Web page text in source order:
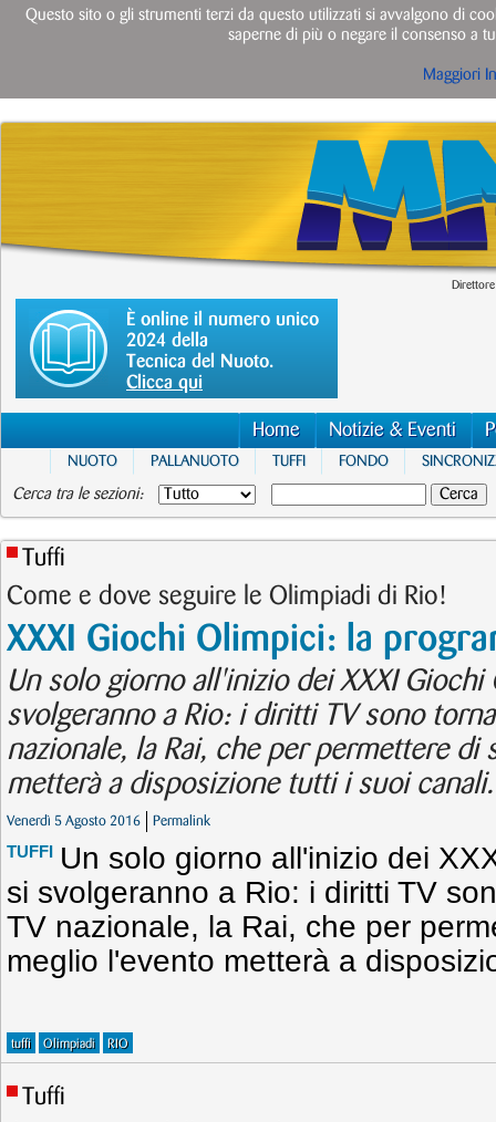
È online il numero unico
2024 della
Tecnica del Nuoto.
Clicca qui
Home Notizie & Eventi
NUOTO PALLANUOTO TUFFI FONDO
Cerca tra le sezioni:
Tuffi
Come e dove seguire le Olimpiadi di Rio!
XXXI Giochi Olimpici: la
Un solo giorno all'inizio dei XXXI
svolgeranno a Rio: i diritti TV sono
nazionale, la Rai, che per permettere di
metterà a disposizione tutti i suoi canali.
Venerdì 5 Agosto 2016 Permalink
TUFFI Un solo giorno all'inizio dei
si svolgeranno a Rio: i diritti TV
TV nazionale, la Rai, che per
meglio l'evento metterà a
tuffi Olimpiadi RIO
Tuffi
Questo sito o gli strumenti terzi da questo utilizzati si avvalgono di
saperne di più o negare il consenso a
Maggiori